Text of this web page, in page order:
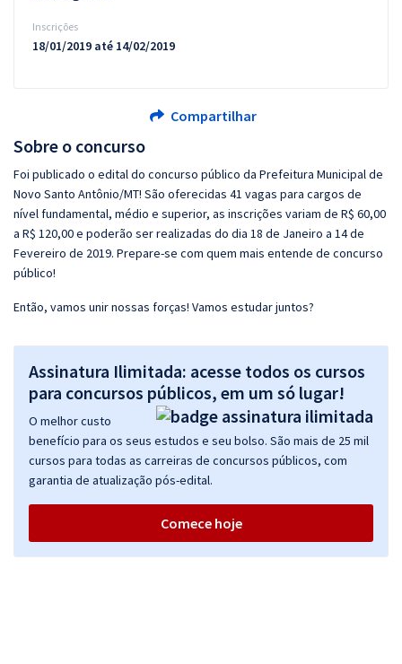
Sobre o concurso
Foi publicado o edital do concurso público da Prefeitura Municipal de
Novo Santo Antônio/MT! São oferecidas 41 vagas para cargos de
nível fundamental, médio e superior, as inscrições variam de R$ 60,00
a R$ 120,00 e poderão ser realizadas do dia 18 de Janeiro a 14 de
Fevereiro de 2019. Prepare-se com quem mais entende de concurso
público!
Então, vamos unir nossas forças! Vamos estudar juntos?
Assinatura Ilimitada: acesse todos os cursos
para concursos públicos, em um só lugar!
O melhor custo
benefício para os seus estudos e seu bolso. São mais de 25 mil
cursos para todas as carreiras de concursos públicos, com
garantia de atualização pós-edital.
Comece hoje
Inscrições
18/01/2019 até 14/02/2019
Compartilhar